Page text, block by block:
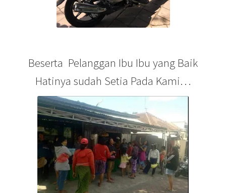
Beserta Pelanggan Ibu Ibu yang Baik
Hatinya sudah Setia Pada Kami…